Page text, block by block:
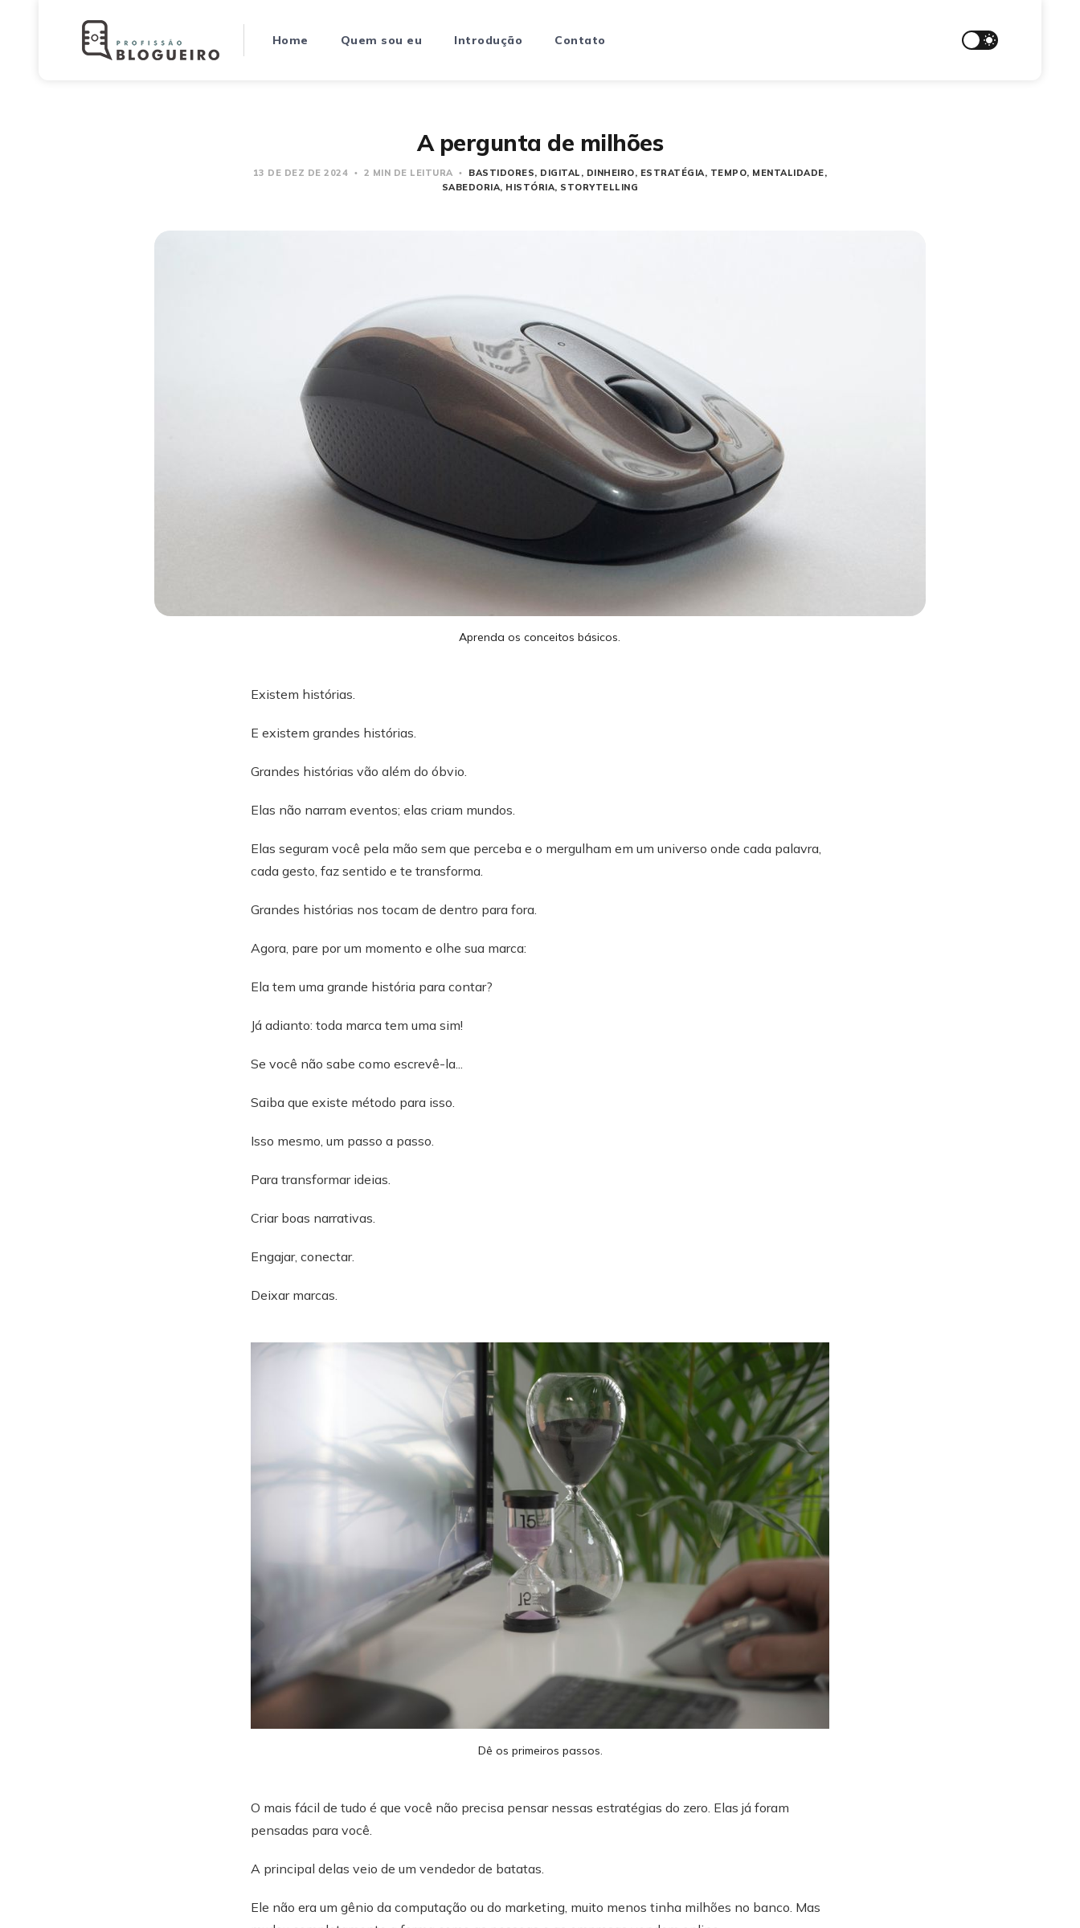
Home Quem sou eu Introdução Contato
A pergunta de milhões
13 DE DEZ DE 2024 2 MIN DE LEITURA BASTIDORES DIGITAL DINHEIRO ESTRATÉGIA TEMPO MENTALIDADE
SABEDORIA HISTÓRIA STORYTELLING
Aprenda os conceitos básicos.
Existem histórias.
E existem grandes histórias.
Grandes histórias vão além do óbvio.
Elas não narram eventos; elas criam mundos.
Elas seguram você pela mão sem que perceba e o mergulham em um universo onde cada palavra,
cada gesto, faz sentido e te transforma.
Grandes histórias nos tocam de dentro para fora.
Agora, pare por um momento e olhe sua marca:
Ela tem uma grande história para contar?
Já adianto: toda marca tem uma sim!
Se você não sabe como escrevê-la...
Saiba que existe método para isso.
Isso mesmo, um passo a passo.
Para transformar ideias.
Criar boas narrativas.
Engajar, conectar.
Deixar marcas.
Dê os primeiros passos.
O mais fácil de tudo é que você não precisa pensar nessas estratégias do zero. Elas já foram
pensadas para você.
A principal delas veio de um vendedor de batatas.
Ele não era um gênio da computação ou do marketing, muito menos tinha milhões no banco. Mas